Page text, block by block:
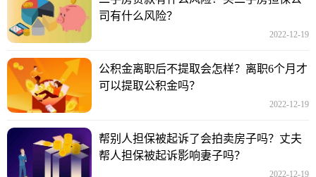
司有什么风险？
2022-12-19
公积金离职后不提取会怎样？离职6个月才
可以提取公积金吗？
2022-12-19
帮别人担保被起诉了会拍卖房子吗？丈夫
帮人担保被起诉影响妻子吗？
2022-12-19